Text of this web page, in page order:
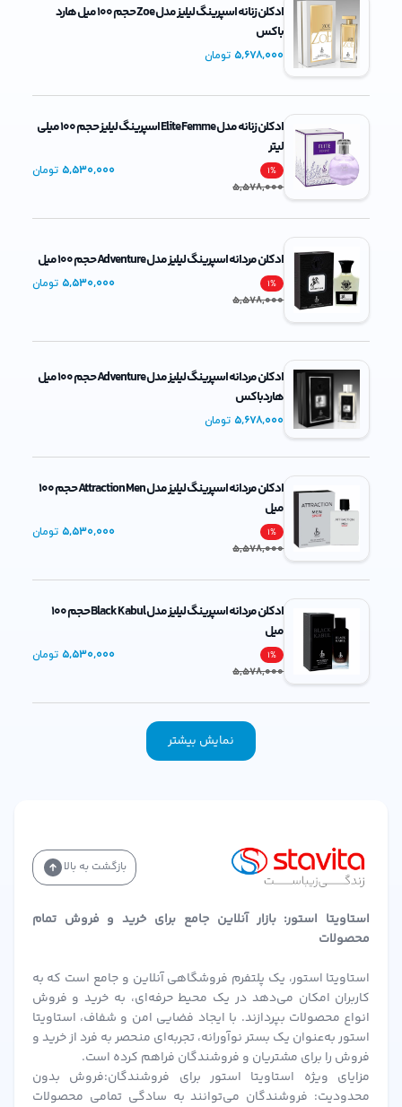
ادکلن زنانه اسپرینگ لیلیز مدل Zoe حجم 100 میل هارد
باکس
5,678,000تومان
ادکلن زنانه مدل Elite Femme اسپرینگ لیلیز حجم 100 میلی
لیتر
1%
5,530,000 تومان
5,578,000
ادکلن مردانه اسپرینگ لیلیز مدل Adventure حجم 100 میل
1%
5,530,000 تومان
5,578,000
ادکلن مردانه اسپرینگ لیلیز مدل Adventure حجم 100 میل
هاردباکس
5,678,000تومان
ادکلن مردانه اسپرینگ لیلیز مدل Attraction Men حجم 100
میل
1%
5,530,000 تومان
5,578,000
ادکلن مردانه اسپرینگ لیلیز مدل Black Kabul حجم 100
میل
1%
5,530,000 تومان
5,578,000
نمایش بیشتر
بازگشت به بالا
استاویتا استور: بازار آنلاین جامع برای خرید و فروش تمام
محصولات
استاویتا استور، یک پلتفرم فروشگاهی آنلاین و جامع است که به
کاربران امکان می‌دهد در یک محیط حرفه‌ای، به خرید و فروش
انواع محصولات بپردازند. با ایجاد فضایی امن و شفاف، استاویتا
استور به‌عنوان یک بستر نوآورانه، تجربه‌ای منحصر به فرد از خرید و
فروش را برای مشتریان و فروشندگان فراهم کرده است.
مزایای ویژه استاویتا استور برای فروشندگان:فروش بدون
محدودیت: فروشندگان می‌توانند به سادگی تمامی محصولات